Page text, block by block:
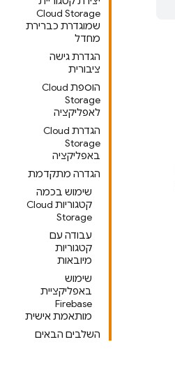
Cloud Storage
שמוגדרת כברירת
מחדל
הגדרת גישה
ציבורית
הוספת Cloud
Storage
לאפליקציה
הגדרת Cloud
Storage
באפליקציה
הגדרה מתקדמת
שימוש בכמה
קטגוריות Cloud
Storage
עבודה עם
קטגוריות
מיובאות
שימוש
באפליקציית
Firebase
מותאמת אישית
השלבים הבאים